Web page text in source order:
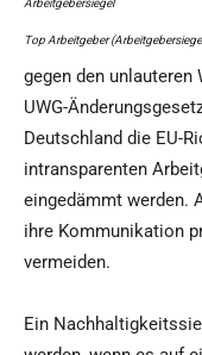
Top Arbeitgeber
gegen den unlauteren
UWG-
Deutschland die EU-
intransparenten
eingedämmt werden.
ihre Kommunikation
vermeiden.
Ein